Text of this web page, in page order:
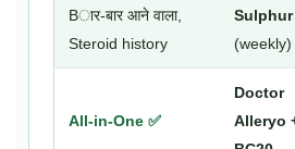
Bार-बार आने वाला,
Steroid history
Sulphur
(weekly)
All-in-One ✅
Doctor
Alleryo